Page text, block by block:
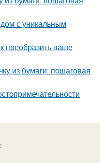
с уникальным
преобразить ваше
из бумаги: пошаговая